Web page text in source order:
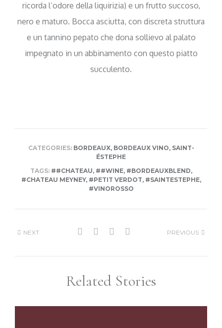
ricorda l’odore della liquirizia) e un frutto succoso,
nero e maturo. Bocca asciutta, con discreta struttura
e un tannino pepato che dona sollievo al palato
impegnato in un abbinamento con questo piatto
succulento.
CATEGORIES: BORDEAUX, BORDEAUX VINO, SAINT-
ÉSTEPHE
TAGS: ##CHATEAU, ##WINE, #BORDEAUXBLEND,
#CHATEAU MEYNEY, #PETIT VERDOT, #SAINTESTEPHE,
#VINOROSSO
NEXT PREVIOUS
Related Stories